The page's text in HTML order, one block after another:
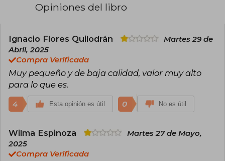
autoría compartida puede variar desde libros de
rótulo incluyen Manual de cuidados paliativos
(2021), Narraciones extraordinarias (antología,
2008) y Introducción a las ciencias sociales
(2020), entre muchas otras. Dado que "Varios
no puede atribuirse la obtención de premios a
este nombre colectivo, aunque las obras en sí a
académicas o editoriales.
Opiniones del libro
Ignacio Flores Quilodrán
Martes 29 de
Abril, 2025
Compra Verificada
Muy pequeño y de baja calidad, valor muy alto
para lo que es.
4 Esta opinión es útil 0 No es útil
Wilma Espinoza
Martes 27 de Mayo,
2025
Compra Verificada